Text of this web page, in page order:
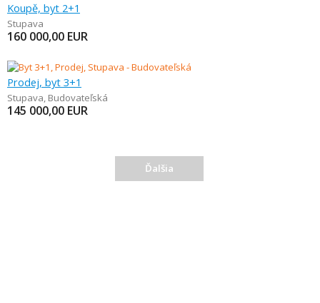
Koupě, byt 2+1
Stupava
160 000,00 EUR
Prodej, byt 3+1
Stupava, Budovateľská
145 000,00 EUR
Ďalšia